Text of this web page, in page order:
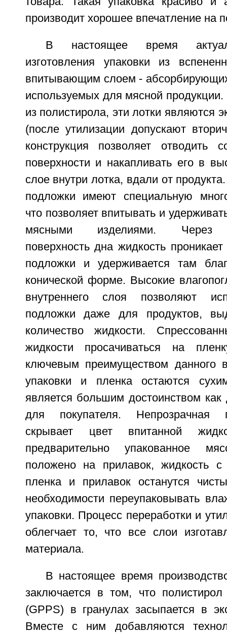
производит хорошее впечатление на
В настоящее время
изготовления упаковки из
впитывающим слоем -
используемых для мясной
из полистирола, эти лотки являются
(после утилизации допускают
конструкция позволяет отводить
поверхности и накапливать его в
слое внутри лотка, вдали от
подложки имеют специальную
что позволяет впитывать и
мясными изделиями. Через
поверхность дна жидкость
подложки и удерживается там
конической форме. Высокие
внутреннего слоя позволяют
подложки даже для продуктов,
количество жидкости.
жидкости просачиваться на
ключевым преимуществом данного
упаковки и пленка остаются
является большим достоинством
для покупателя. Непрозрачная
скрывает цвет впитанной
предварительно упакованное
положено на прилавок, жидкость с
пленка и прилавок останутся
необходимости переупаковывать
упаковки. Процесс переработки и
облегчает то, что все слои
материала.
В настоящее время
заключается в том, что
(GPPS) в гранулах засыпается в
Вместе с ним добавляются